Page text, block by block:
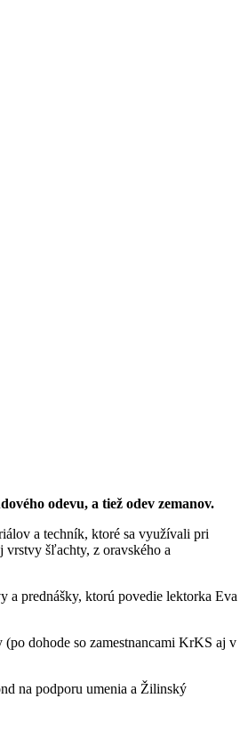
odevu, a tiež odev zemanov.
a techník, ktoré sa využívali pri
šľachty, z oravského a
prednášky, ktorú povedie lektorka Eva
dohode so zamestnancami KrKS aj v
na podporu umenia a Žilinský